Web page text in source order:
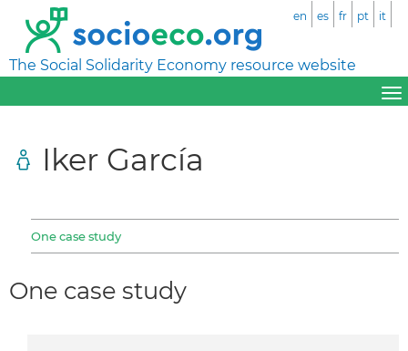
The Social Solidarity Economy resource website
en es fr pt it
Iker García
One case study
One case study